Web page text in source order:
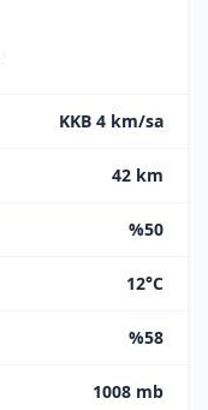
KKB 4 km/sa
42 km
%50
12°C
%58
1008 mb